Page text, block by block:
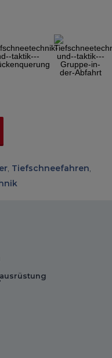
Slide
, Tiefschneefahren,